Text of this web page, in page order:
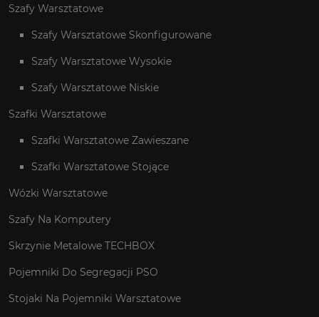
Szafy Warsztatowe
Szafy Warsztatowe Skonfigurowane
Szafy Warsztatowe Wysokie
Szafy Warsztatowe Niskie
Szafki Warsztatowe
Szafki Warsztatowe Zawieszane
Szafki Warsztatowe Stojące
Wózki Warsztatowe
Szafy Na Komputery
Skrzynie Metalowe TECHBOX
Pojemniki Do Segregacji PSO
Stojaki Na Pojemniki Warsztatowe